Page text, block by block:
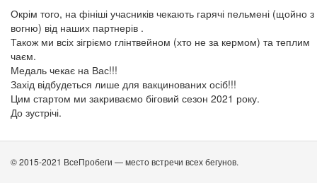
Окрім того, на фініші учасників чекають гарячі пельмені (щойно з
вогню) від наших партнерів .
Також ми всіх зігріємо глінтвейном (хто не за кермом) та теплим
чаєм.
Медаль чекає на Вас!!!
Захід відбудеться лише для вакцинованих осіб!!!
Цим стартом ми закриваємо біговий сезон 2021 року.
До зустрічі.
© 2015-2021 ВсеПробеги — место встречи всех бегунов.